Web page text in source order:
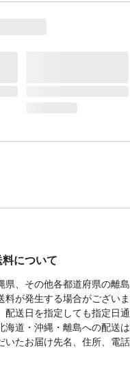
について
県、その他各都道府県の離
料が発生する場合がございま
配送日を指定しても指定日
海道・沖縄・離島への配送は
いたお届け先名、住所、電